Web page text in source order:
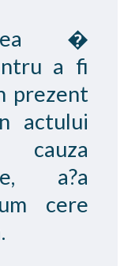
�
a fi
prezent
actului
a?a
cere